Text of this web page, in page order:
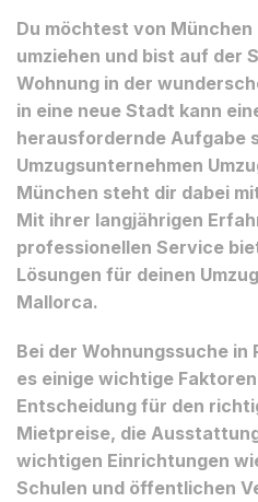
Du möchtest von München
umziehen und bist auf der
Wohnung in der
in eine neue Stadt kann
herausfordernde Aufgabe
Umzugsunternehmen
München steht dir dabei
Mit ihrer langjährigen
professionellen Service
Lösungen für deinen
Mallorca.
Bei der Wohnungssuche in
es einige wichtige
Entscheidung für den
Mietpreise, die
wichtigen Einrichtungen
Schulen und öffentlichen